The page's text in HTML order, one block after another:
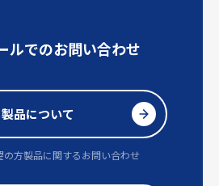
ルでのお問い合わせ
製品について
の方製品に関するお問い合わせ